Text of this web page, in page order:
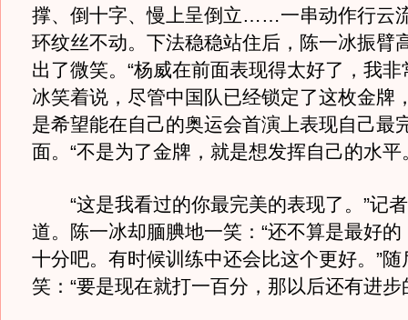
撑、倒十字、慢上呈倒立……一串动作行云
环纹丝不动。下法稳稳站住后，陈一冰振臂
出了微笑。“杨威在前面表现得太好了，我非
冰笑着说，尽管中国队已经锁定了这枚金牌
是希望能在自己的奥运会首演上表现自己最
面。“不是为了金牌，就是想发挥自己的水平
“这是我看过的你最完美的表现了。”记
道。陈一冰却腼腆地一笑：“还不算是最好
十分吧。有时候训练中还会比这个更好。”
笑：“要是现在就打一百分，那以后还有进步